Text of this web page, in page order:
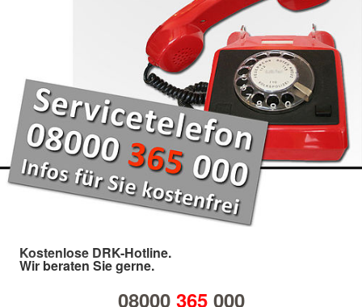
Kostenlose DRK-Hotline.
Wir beraten Sie gerne.
08000 365000